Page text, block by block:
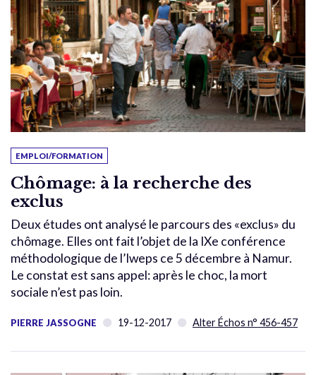
EMPLOI/FORMATION
Chômage: à la recherche des
exclus
Deux études ont analysé le parcours des «exclus» du
chômage. Elles ont fait l’objet de la IXe conférence
méthodologique de l’Iweps ce 5 décembre à Namur.
Le constat est sans appel: après le choc, la mort
sociale n’est pas loin.
PIERRE JASSOGNE 19-12-2017 Alter Échos n° 456-457